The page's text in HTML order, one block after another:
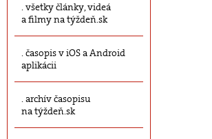
všetky články, videá
a filmy na týždeň.sk
časopis v iOS a Android
aplikácii
archív časopisu
na týždeň.sk